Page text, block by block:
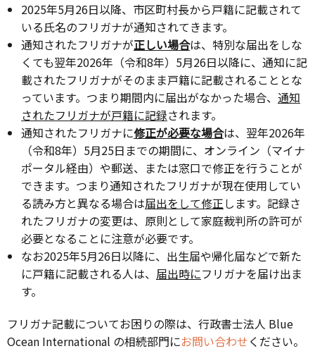
2025年5月26日以降、市区町村長から戸籍に記載されて
いる氏名のフリガナが通知されてきます。
通知されたフリガナが正しい場合は、特別な届出をしな
くても翌年2026年（令和8年）5月26日以降に、通知に記
載されたフリガナがそのまま戸籍に記載されることとな
っています。つまり期間内に届出がなかった場合、 通知
されたフリガナが戸籍に記録されます。
通知されたフリガナに修正が必要な場合は、翌年2026年
（令和8年）5月25日までの期間に、オンライン（マイナ
ポータル経由）や郵送、または窓口で修正を行うことが
できます。つまり通知されたフリガナが現在使用してい
る読み方と異なる場合は届出をして修正します。記録さ
れたフリガナの変更は、原則として家庭裁判所の許可が
必要となることに注意が必要です。
なお2025年5月26日以降に、出生届や帰化届などで新た
に戸籍に記載される人は、 届出時にフリガナを届け出ま
す。
フリガナ記載についてお困りの際は、行政書士法人 Blue
Ocean International の相続部門にお問い合わせください。